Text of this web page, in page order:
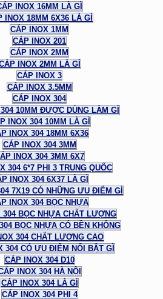
INOX 16MM LÀ GÌ
INOX 18MM 6X36 LÀ GÌ
CÁP INOX 1MM
CÁP INOX 201
CÁP INOX 2MM
INOX 2MM LÀ GÌ
CÁP INOX 3
CÁP INOX 3.5MM
CÁP INOX 304
10MM ĐƯỢC DÙNG LÀM GÌ
INOX 304 10MM LÀ GÌ
INOX 304 18MM 6X36
CÁP INOX 304 3MM
INOX 304 3MM 6X7
304 6*7 PHI 3 TRUNG QUỐC
INOX 304 6X37 LÀ GÌ
7X19 CÓ NHỮNG ƯU ĐIỂM GÌ
INOX 304 BỌC NHỰA
304 BỌC NHỰA CHẤT LƯỢNG
BỌC NHỰA CÓ BỀN KHÔNG
304 CHẤT LƯỢNG CAO
304 CÓ ƯU ĐIỂM NỔI BẬT GÌ
CÁP INOX 304 D10
INOX 304 HÀ NỘI
CÁP INOX 304 LÀ GÌ
CÁP INOX 304 PHI 4